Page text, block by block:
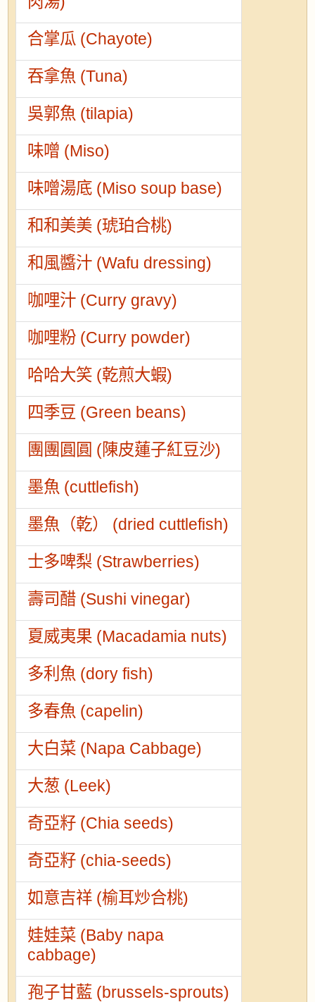
合掌瓜 (Chayote)
吞拿魚 (Tuna)
吳郭魚 (tilapia)
味噌 (Miso)
味噌湯底 (Miso soup base)
和和美美 (琥珀合桃)
和風醬汁 (Wafu dressing)
咖哩汁 (Curry gravy)
咖哩粉 (Curry powder)
哈哈大笑 (乾煎大蝦)
四季豆 (Green beans)
團團圓圓 (陳皮蓮子紅豆沙)
墨魚 (cuttlefish)
墨魚（乾） (dried cuttlefish)
士多啤梨 (Strawberries)
壽司醋 (Sushi vinegar)
夏威夷果 (Macadamia nuts)
多利魚 (dory fish)
多春魚 (capelin)
大白菜 (Napa Cabbage)
大葱 (Leek)
奇亞籽 (Chia seeds)
奇亞籽 (chia-seeds)
如意吉祥 (榆耳炒合桃)
娃娃菜 (Baby napa
cabbage)
孢子甘藍 (brussels-sprouts)